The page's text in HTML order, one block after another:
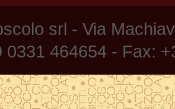
srl - Via
0331 464654 - Fax: